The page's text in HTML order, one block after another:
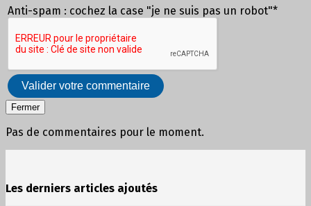
Anti-spam : cochez la case "je ne suis pas un robot"*
Valider votre commentaire
Fermer
Pas de commentaires pour le moment.
Les derniers articles ajoutés